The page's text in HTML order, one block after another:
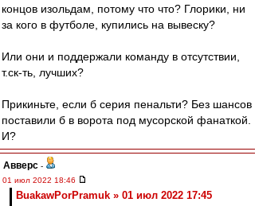
концов изольдам, потому что что? Глорики, ни
за кого в футболе, купились на вывеску?
Или они и поддержали команду в отсутствии,
т.ск-ть, лучших?
Прикиньте, если б серия пенальти? Без шансов
поставили б в ворота под мусорской фанаткой.
И?
Авверс -
01 июл 2022 18:46
BuakawPorPramuk » 01 июл 2022 17:45